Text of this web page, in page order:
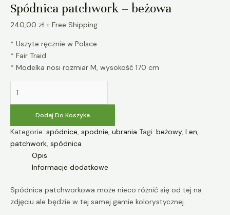
Spódnica patchwork – beżowa
240,00 zł + Free Shipping
* Uszyte ręcznie w Polsce
* Fair Traid
* Modelka nosi rozmiar M, wysokość 170 cm
Dodaj Do Koszyka
Kategorie: spódnice, spodnie, ubrania Tagi: beżowy, Len,
patchwork, spódnica
Opis
Informacje dodatkowe
Spódnica patchworkowa może nieco różnić się od tej na
zdjęciu ale będzie w tej samej gamie kolorystycznej.